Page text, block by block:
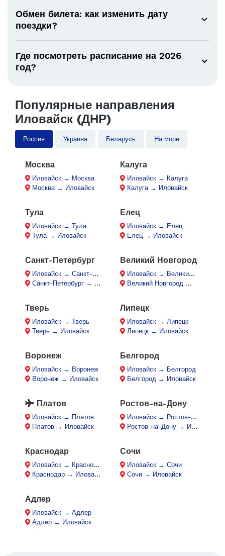
Обмен билета: как изменить дату
поездки?
Где посмотреть расписание на 2026
год?
Популярные направления
Иловайск (ДНР)
Россия Украина Беларусь На море
Москва
Иловайск → Москва
Москва → Иловайск
Калуга
Иловайск → Калуга
Калуга → Иловайск
Тула
Иловайск → Тула
Тула → Иловайск
Елец
Иловайск → Елец
Елец → Иловайск
Санкт-Петербург
Иловайск → Санкт-Петербург
Санкт-Петербург → Иловайск
Великий Новгород
Иловайск → Великий Новгород
Великий Новгород → Иловайск
Тверь
Иловайск → Тверь
Тверь → Иловайск
Липецк
Иловайск → Липецк
Липецк → Иловайск
Воронеж
Иловайск → Воронеж
Воронеж → Иловайск
Белгород
Иловайск → Белгород
Белгород → Иловайск
Платов
Иловайск → Платов
Платов → Иловайск
Ростов-на-Дону
Иловайск → Ростов-на-Дону
Ростов-на-Дону → Иловайск
Краснодар
Иловайск → Краснодар
Краснодар → Иловайск
Сочи
Иловайск → Сочи
Сочи → Иловайск
Адлер
Иловайск → Адлер
Адлер → Иловайск